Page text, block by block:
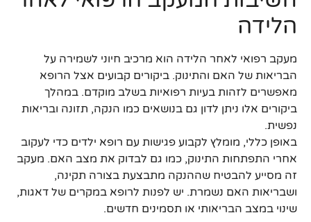
הלידה
מעקב רפואי לאחר הלידה הוא מרכיב חיוני לשמירה על
הבריאות של האם והתינוק. ביקורים קבועים אצל הרופא
מאפשרים לזהות בעיות רפואיות בשלב מוקדם. במהלך
ביקורים אלו ניתן לדון גם בנושאים כמו הנקה, תזונה ובריאות
נפשית.
באופן כללי, מומלץ לקבוע פגישות עם רופא ילדים כדי לעקוב
אחרי התפתחות התינוק, כמו גם לבדוק את מצב האם. מעקב
זה מסייע להבטיח שההנקה מתבצעת בצורה תקינה,
ושבריאות האם נשמרת. יש לפנות לרופא במקרים של דאגות,
שינוי במצב הבריאותי או תסמינים חדשים.